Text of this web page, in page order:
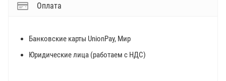
Оплата
Банковские карты UnionPay, Мир
Юридические лица (работаем с НДС)